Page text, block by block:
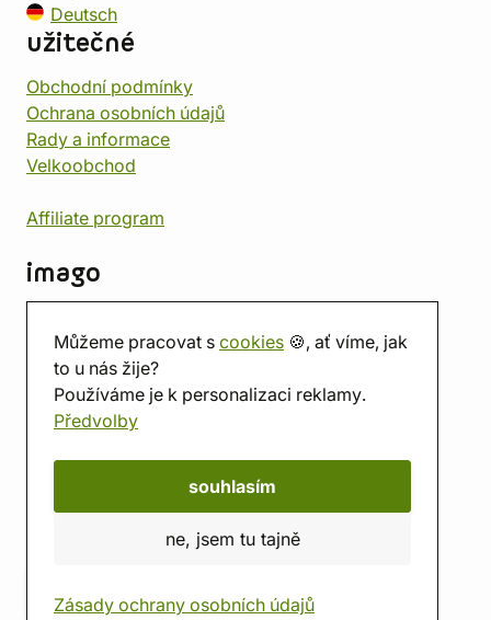
Můžeme pracovat s cookies 🍪, ať víme, jak
to u nás žije?
Používáme je k personalizaci reklamy.
Předvolby
souhlasím
ne, jsem tu tajně
Zásady ochrany osobních údajů
Deutsch
užitečné
Obchodní podmínky
Ochrana osobních údajů
Rady a informace
Velkoobchod
Affiliate program
imago
Prodejna
Herna
O nás
Hodnocení obchodu